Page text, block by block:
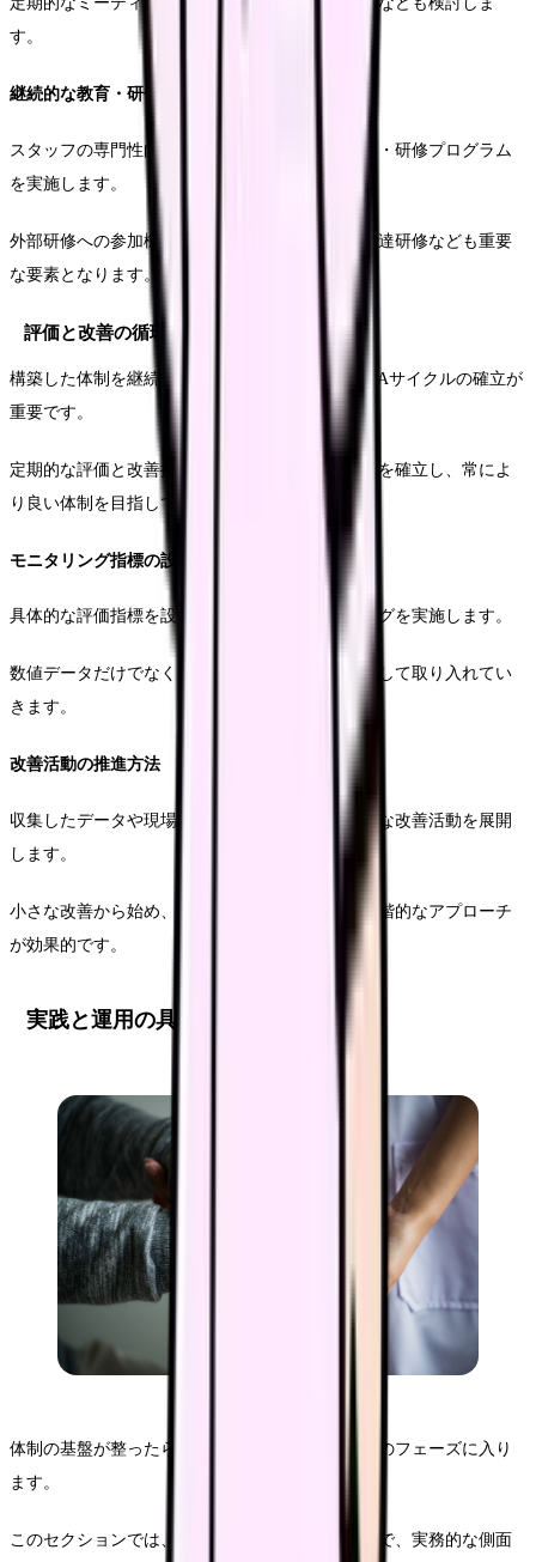
す。
継続的な教育・研修体制
スタッフの専門性向上を図るため、計画的な教育・研修プログラム
を実施します。
外部研修への参加機会の提供や、内部での技術伝達研修なども重要
な要素となります。
評価と改善の循環サイクル
構築した体制を継続的に改善していくため、PDCAサイクルの確立が
重要です。
定期的な評価と改善提案の収集、実施という流れを確立し、常によ
り良い体制を目指していきます。
モニタリング指標の設定
具体的な評価指標を設定し、定期的なモニタリングを実施します。
数値データだけでなく、現場の声も重要な指標として取り入れてい
きます。
改善活動の推進方法
収集したデータや現場からの提案を基に、具体的な改善活動を展開
します。
小さな改善から始め、徐々に範囲を広げていく段階的なアプローチ
が効果的です。
実践と運用の具体的アプローチ
体制の基盤が整ったら、次は具体的な実践と運用のフェーズに入り
ます。
このセクションでは、コスト管理から地域連携まで、実務的な側面